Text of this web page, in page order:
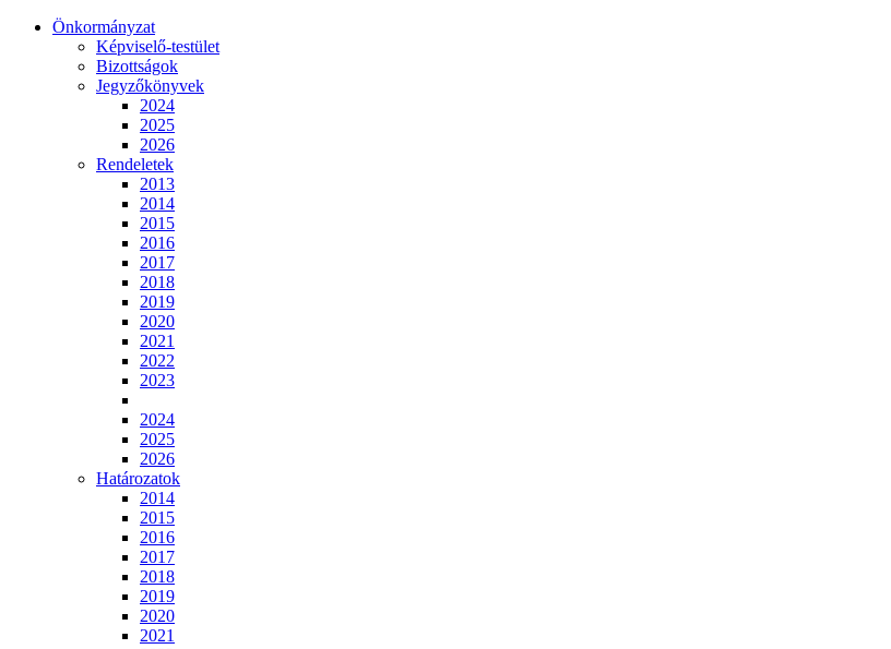
Önkormányzat
Képviselő-testület
Bizottságok
Jegyzőkönyvek
2024
2025
2026
Rendeletek
2013
2014
2015
2016
2017
2018
2019
2020
2021
2022
2023
2024
2025
2026
Határozatok
2014
2015
2016
2017
2018
2019
2020
2021